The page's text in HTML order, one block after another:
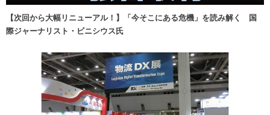
【次回から大幅リニューアル！】「今そこにある危機」を読み解く 国
際ジャーナリスト・ビニシウス氏